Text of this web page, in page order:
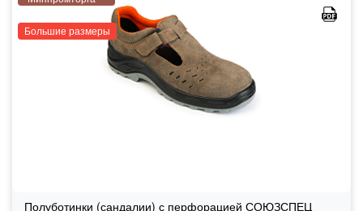
Большие размеры
Полуботинки (сандалии) с перфорацией СОЮЗСПЕЦ